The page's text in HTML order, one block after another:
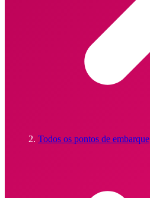
Todos os pontos de embarque